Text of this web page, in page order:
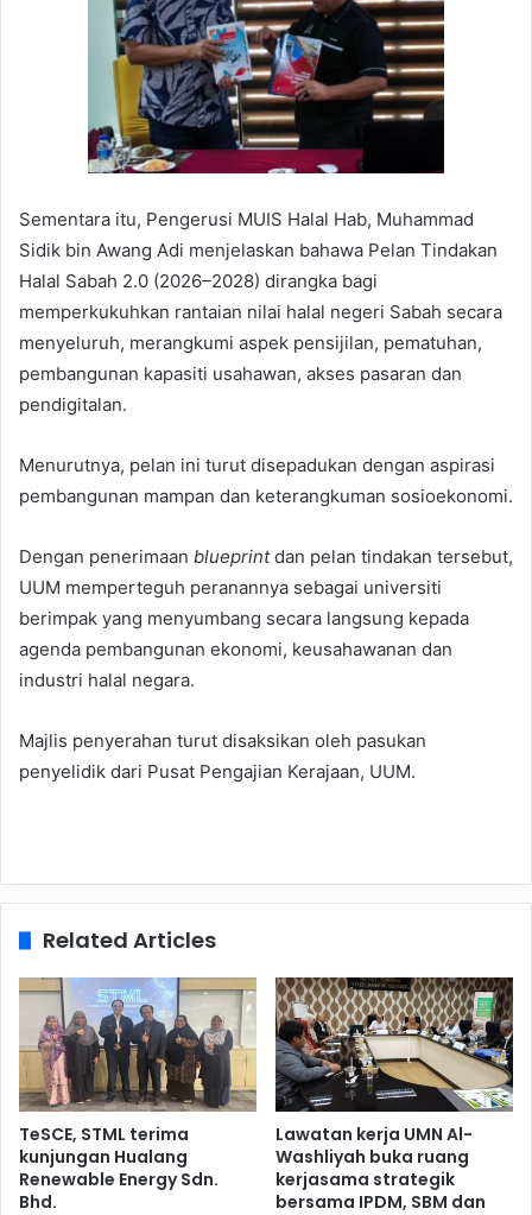
Sementara itu, Pengerusi MUIS Halal Hab, Muhammad
Sidik bin Awang Adi menjelaskan bahawa Pelan Tindakan
Halal Sabah 2.0 (2026–2028) dirangka bagi
memperkukuhkan rantaian nilai halal negeri Sabah secara
menyeluruh, merangkumi aspek pensijilan, pematuhan,
pembangunan kapasiti usahawan, akses pasaran dan
pendigitalan.
Menurutnya, pelan ini turut disepadukan dengan aspirasi
pembangunan mampan dan keterangkuman sosioekonomi.
Dengan penerimaan blueprintdan pelan tindakan tersebut,
UUM memperteguh peranannya sebagai universiti
berimpak yang menyumbang secara langsung kepada
agenda pembangunan ekonomi, keusahawanan dan
industri halal negara.
Majlis penyerahan turut disaksikan oleh pasukan
penyelidik dari Pusat Pengajian Kerajaan, UUM.
Related Articles
TeSCE, STML terima
kunjungan Hualang
Renewable Energy Sdn.
Bhd.
Lawatan kerja UMN Al-
Washliyah buka ruang
kerjasama strategik
bersama IPDM, SBM dan